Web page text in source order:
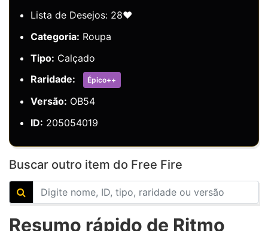
Lista de Desejos: 28❤️
Categoria: Roupa
Tipo: Calçado
Raridade:
Épico++
Versão: OB54
ID: 205054019
Buscar outro item do Free Fire
Resumo rápido de Ritmo